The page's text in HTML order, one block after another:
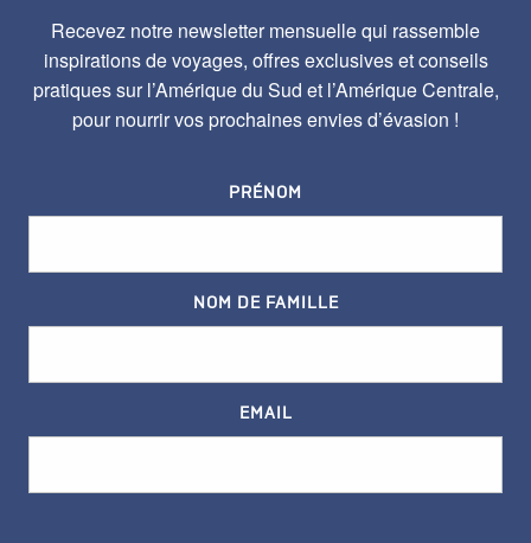
Recevez notre newsletter mensuelle qui rassemble
inspirations de voyages, offres exclusives et conseils
pratiques sur l’Amérique du Sud et l’Amérique Centrale,
pour nourrir vos prochaines envies d’évasion !
PRÉNOM
NOM DE FAMILLE
EMAIL